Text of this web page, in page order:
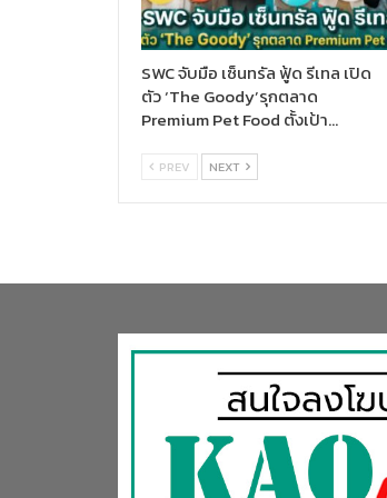
SWC จับมือ เซ็นทรัล ฟู้ด รีเทล เปิด
ตัว ‘The Goody’รุกตลาด
Premium Pet Food ตั้งเป้า…
PREV NEXT